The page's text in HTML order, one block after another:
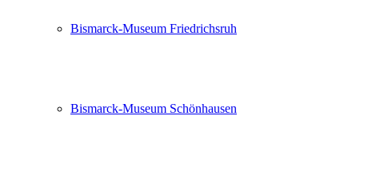
Bismarck-Museum Friedrichsruh
Bismarck-Museum Schönhausen